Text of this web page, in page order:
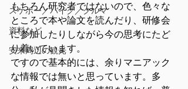
スケボー／バイク／クルマ
資料など
安来周辺の観光
もちろん研究者ではないので、色々な
ところで本や論文を読んだり、研修会
に参加したりしながら今の思考にたど
り着いています。
ですので基本的には、余りマニアック
な情報では無いと思っています。多